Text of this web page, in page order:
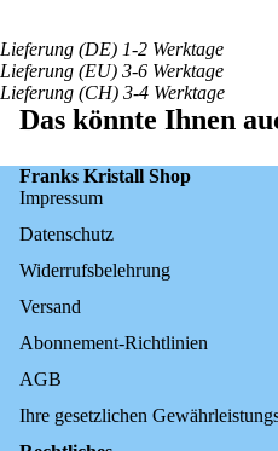
Lieferung (DE) 1-2 Werktage
Lieferung (EU) 3-6 Werktage
Lieferung (CH) 3-4 Werktage
Das könnte Ihnen
Franks Kristall Shop
Impressum
Datenschutz
Widerrufsbelehrung
Versand
Abonnement-Richtlinien
AGB
Ihre gesetzlichen